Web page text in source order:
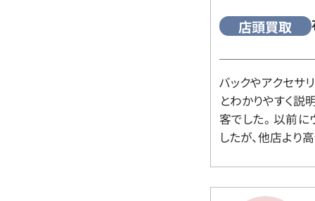
店頭買取
バックやアクセサ
とわかりやすく説
客でした。 以前
したが、他店より